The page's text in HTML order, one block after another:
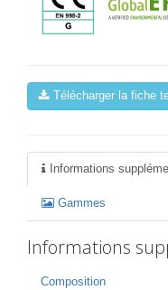
Télécharger la fiche
Informations
Gammes
Informations
Composition